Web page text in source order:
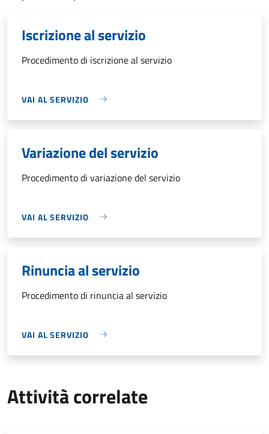
Iscrizione al servizio
Procedimento di iscrizione al servizio
VAI AL SERVIZIO
Variazione del servizio
Procedimento di variazione del servizio
VAI AL SERVIZIO
Rinuncia al servizio
Procedimento di rinuncia al servizio
VAI AL SERVIZIO
Attività correlate